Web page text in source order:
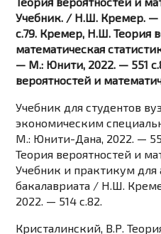
Учебник. / Н.Ш. Кремер. —
c.79. Кремер, Н.Ш. Теория
математическая
— М.: Юнити, 2022. — 551
вероятностей и
Учебник для студентов
экономическим
М.: Юнити-Дана, 2022. —
Теория вероятностей и
Учебник и практикум для
бакалавриата / Н.Ш.
2022. — 514 c.82.
Кристалинский, В.Р.